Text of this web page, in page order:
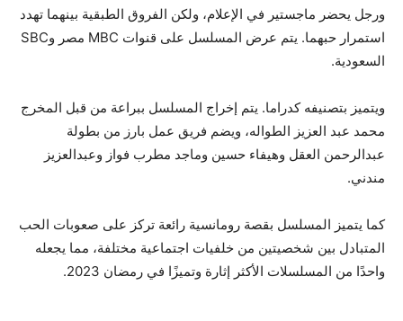
ورجل يحضر ماجستير في الإعلام، ولكن الفروق الطبقية بينهما تهدد
استمرار حبهما. يتم عرض المسلسل على قنوات MBC مصر وSBC
السعودية.
ويتميز بتصنيفه كدراما. يتم إخراج المسلسل ببراعة من قبل المخرج
محمد عبد العزيز الطواله، ويضم فريق عمل بارز من بطولة
عبدالرحمن العقل وهيفاء حسين وماجد مطرب فواز وعبدالعزيز
مندني.
كما يتميز المسلسل بقصة رومانسية رائعة تركز على صعوبات الحب
المتبادل بين شخصيتين من خلفيات اجتماعية مختلفة، مما يجعله
واحدًا من المسلسلات الأكثر إثارة وتميزًا في رمضان 2023.